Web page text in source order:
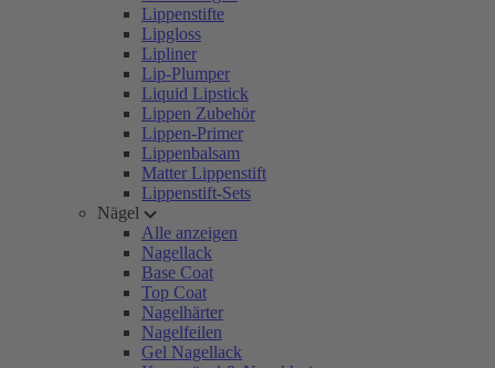
Lippenstifte
Lipgloss
Lipliner
Lip-Plumper
Liquid Lipstick
Lippen Zubehör
Lippen-Primer
Lippenbalsam
Matter Lippenstift
Lippenstift-Sets
Nägel
Alle anzeigen
Nagellack
Base Coat
Top Coat
Nagelhärter
Nagelfeilen
Gel Nagellack